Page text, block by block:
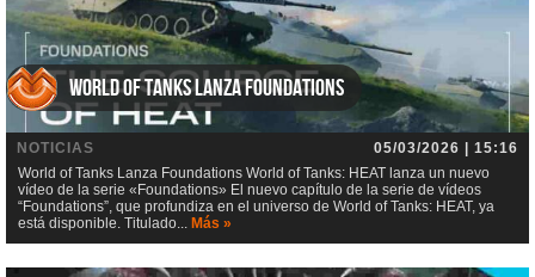
World of Tanks Lanza Foundations
NOTICIAS
05/03/2026 | 15:16
World of Tanks Lanza Foundations World of Tanks: HEAT lanza un nuevo
vídeo de la serie «Foundations» El nuevo capítulo de la serie de vídeos
“Foundations”, que profundiza en el universo de World of Tanks: HEAT, ya
está disponible. Titulado... Más »